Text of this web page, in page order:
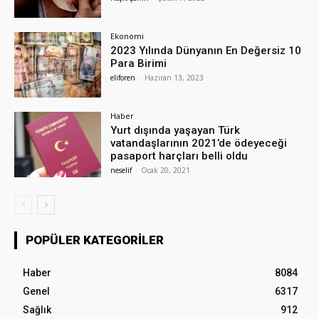
Ekonomi
2023 Yılında Dünyanın En Değersiz 10
Para Birimi
eliforen - Haziran 13, 2023
Haber
Yurt dışında yaşayan Türk
vatandaşlarının 2021’de ödeyeceği
pasaport harçları belli oldu
neselif - Ocak 20, 2021
POPÜLER KATEGORILER
Haber
8084
Genel
6317
Sağlık
912